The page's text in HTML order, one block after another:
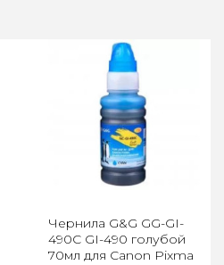
Чернила G&G GG-GI-
490C GI-490 голубой
70мл для Canon Pixma